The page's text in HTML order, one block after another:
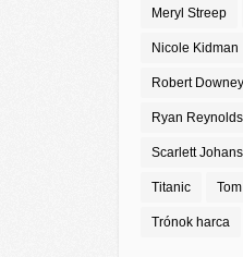
Meryl Streep
Nicole Kidman
Robert
Ryan Reynolds
Scarlett
Titanic
Trónok harca